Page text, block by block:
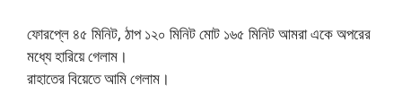
ফোরপ্লে ৪৫ মিনিট, ঠাপ ১২০ মিনিট মোট ১৬৫ মিনিট আমরা একে অপরের
মধ্যে হারিয়ে গেলাম।
রাহাতের বিয়েতে আমি গেলাম।